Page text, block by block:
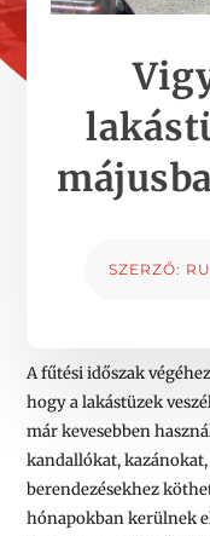
SZERZŐ:
A fűtési időszak
hogy a lakástüzek
már kevesebben
kandallókat,
berendezésekhez
hónapokban kerülnek